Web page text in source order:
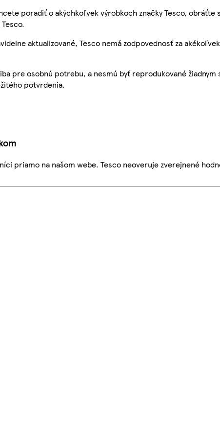
poradiť o akýchkoľvek výrobkoch značky Tesco, obráťte
aktualizované, Tesco nemá zodpovednosť za
pre osobnú potrebu, a nesmú byť reprodukované
potvrdenia.
priamo na našom webe. Tesco neoveruje zverejnené